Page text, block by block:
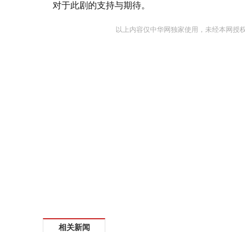
对于此剧的支持与期待。
以上内容仅中华网独家使用，未经本网授
相关新闻